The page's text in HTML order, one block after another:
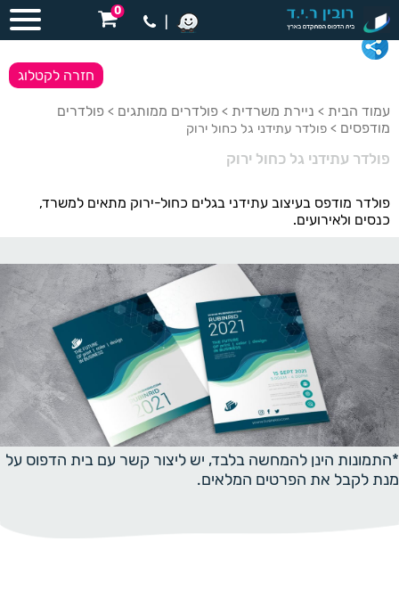
0
עמוד הבית > ניירת משרדית > פולדרים ממותגים > פולדרים
מודפסים > פולדר עתידני גל כחול ירוק
פולדר עתידני גל כחול ירוק
חזרה לקטלוג
פולדר מודפס בעיצוב עתידני בגלים כחול-ירוק מתאים למשרד,
כנסים ולאירועים.
*התמונות הינן להמחשה בלבד, יש ליצור קשר עם בית הדפוס על
מנת לקבל את הפרטים המלאים.